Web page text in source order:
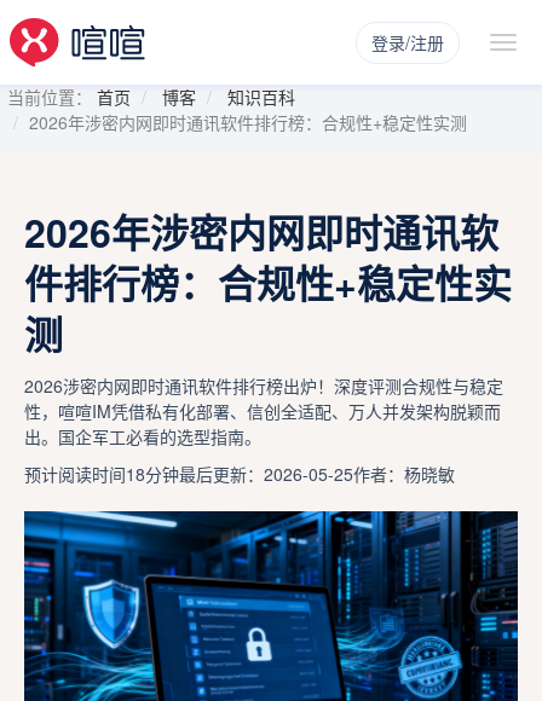
登录/注册
当前位置： 首页 博客
知识百科
2026年涉密内网即时通讯软件排行榜：合规性+稳定性实测
2026年涉密内网即时通讯软
件排行榜：合规性+稳定性实
测
2026涉密内网即时通讯软件排行榜出炉！深度评测合规性与稳定
性，喧喧IM凭借私有化部署、信创全适配、万人并发架构脱颖而
出。国企军工必看的选型指南。
预计阅读时间18分钟最后更新：2026-05-25作者：杨晓敏